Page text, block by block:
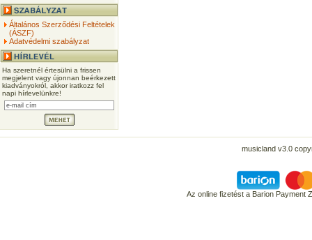
Általános Szerződési Feltételek
(ÁSZF)
Adatvédelmi szabályzat
Ha szeretnél értesülni a frissen
megjelent vagy újonnan beérkezett
kiadványokról, akkor iratkozz fel
napi hírlevelünkre!
musicland v3.0
Az online fizetést a Barion Payment